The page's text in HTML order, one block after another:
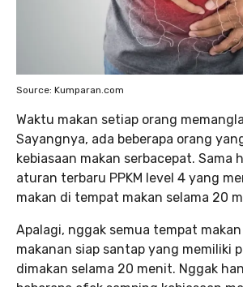
Source: Kumparan.com
Waktu makan setiap orang
Sayangnya, ada beberapa orang
kebiasaan makan serbacepat. Sama
aturan terbaru PPKM level 4 yang
makan di tempat makan selama 20
Apalagi, nggak semua tempat
makanan siap santap yang memiliki
dimakan selama 20 menit. Nggak